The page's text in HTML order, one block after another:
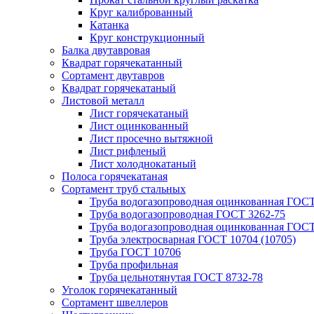
Круг калиброванный
Катанка
Круг конструкционный
Балка двутавровая
Квадрат горячекатанный
Сортамент двутавров
Квадрат горячекатаный
Листовой металл
Лист горячекатаный
Лист оцинкованный
Лист просечно вытяжной
Лист рифленый
Лист холоднокатаный
Полоса горячекатаная
Сортамент труб стальных
Труба водогазопроводная оцинкованная
Труба водогазопроводная ГОСТ 3262-75
Труба водогазопроводная оцинкованная
Труба электросварная ГОСТ 10704 (10705)
Труба ГОСТ 10706
Труба профильная
Труба цельнотянутая ГОСТ 8732-78
Уголок горячекатанный
Сортамент швеллеров